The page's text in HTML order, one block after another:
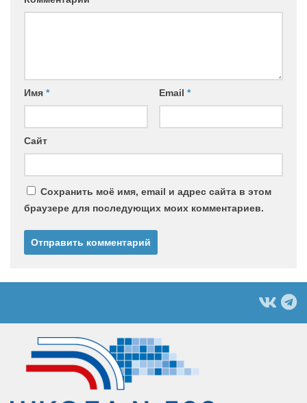
Имя * Email *
Сайт
Сохранить моё имя, email и адрес сайта в этом
браузере для последующих моих комментариев.